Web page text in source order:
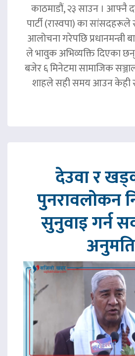
काठमाडौं, २३ साउन । आफ्नै दल
पार्टी (रास्वपा) का
आलोचना गरेपछि प्रधानमन्त्री
ले भावुक अभिव्यक्ति दिएका
बजेर ६ मिनेटमा सामाजिक
शाहले सही समय आउन केही
देउवा र
पुनरावलोकन
सुनुवाइ गर्न
अनुमति